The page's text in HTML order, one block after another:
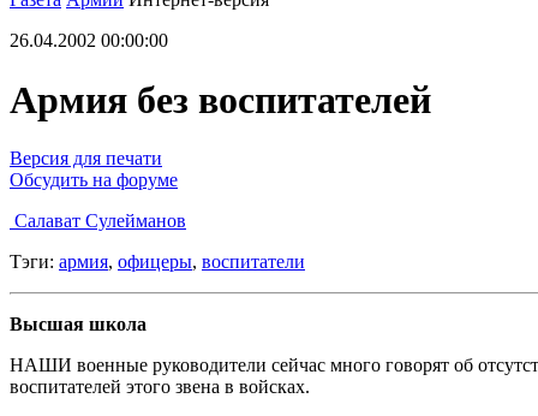
26.04.2002 00:00:00
Армия без воспитателей
Версия для печати
Обсудить на форуме
Салават Сулейманов
Тэги: армия, офицеры, воспитатели
Высшая школа
НАШИ военные руководители сейчас много говорят об
воспитателей этого звена в войсках.